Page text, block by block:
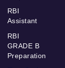
RBI
Assistant
RBI
GRADE B
Preparation